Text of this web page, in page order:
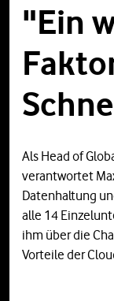
"Ein
Als Head of
verantwortet
Datenhaltung
alle 14
ihm über die
Vorteile der